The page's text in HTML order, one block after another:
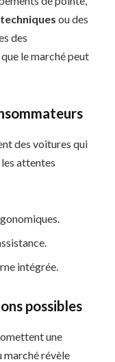
ou des
des
le marché peut
des voitures qui
attentes
intégrée.
possibles
une
marché révèle